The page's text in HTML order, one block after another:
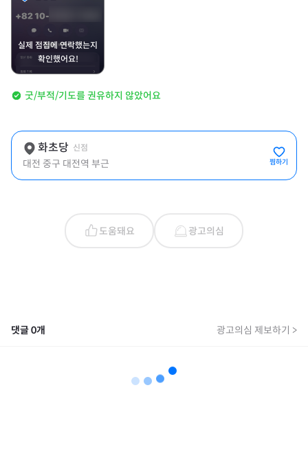
실제 점집에 연락했는지
확인했어요!
굿/부적/기도를 권유하지 않았어요
화초당 신점
대전 중구 대전역 부근 찜하기
도움돼요 광고의심
댓글0개 광고의심 제보하기 >